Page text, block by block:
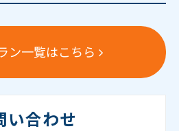
ン一覧はこちら
い合わせ